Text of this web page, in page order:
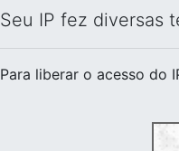
Seu IP fez diversas
Para liberar o acesso do